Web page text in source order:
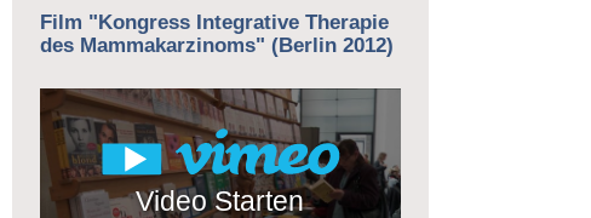
Film "Kongress Integrative Therapie
des Mammakarzinoms" (Berlin 2012)
Video Starten